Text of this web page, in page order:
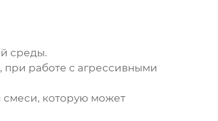
среды.
при работе с агрессивными
смеси, которую может